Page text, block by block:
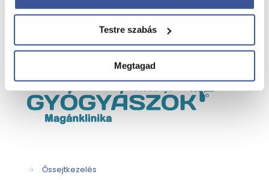
Testre szabás
Megtagad
→
Őssejtkezelés